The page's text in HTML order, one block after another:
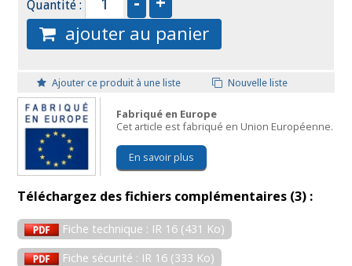
Quantité :
ajouter au panier
Ajouter ce produit à une liste Nouvelle liste
Fabriqué en Europe
Cet article est fabriqué en Union Européenne.
En savoir plus
Téléchargez des fichiers complémentaires (3) :
Fiche technique : IR 16 (431 Ko)
Fiche sécurité : IR 16 (333 Ko)